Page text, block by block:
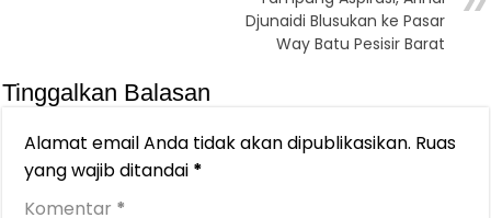
Djunaidi Blusukan ke Pasar
Way Batu Pesisir Barat
Tinggalkan Balasan
Alamat email Anda tidak akan dipublikasikan. Ruas
yang wajib ditandai *
Komentar *